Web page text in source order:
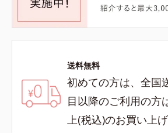
送料無料
初めての方は、全国
目以降のご利用の方
上(税込)のお買い上